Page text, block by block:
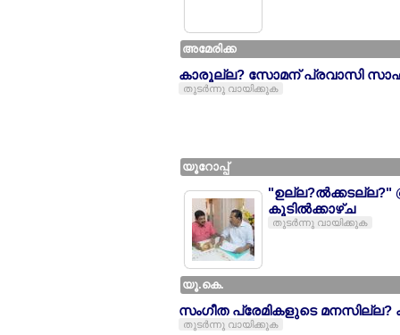
അമേരിക്ക
കാരൂല്ല? സോമന് പ്രവാസി
തുടര്‍ന്നു വായിക്കുക
യൂറോപ്പ്
കൂടില്‍ക്കാഴ്ച
തുടര്‍ന്നു വായിക്കുക
യൂ.കെ.
സംഗീത പ്രേമികളുടെ മനസില്ല?
തുടര്‍ന്നു വായിക്കുക